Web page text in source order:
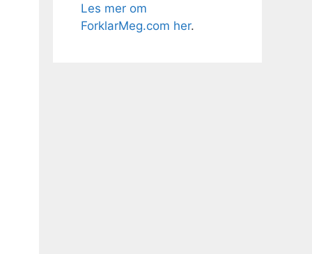
Les mer om
ForklarMeg.com her.